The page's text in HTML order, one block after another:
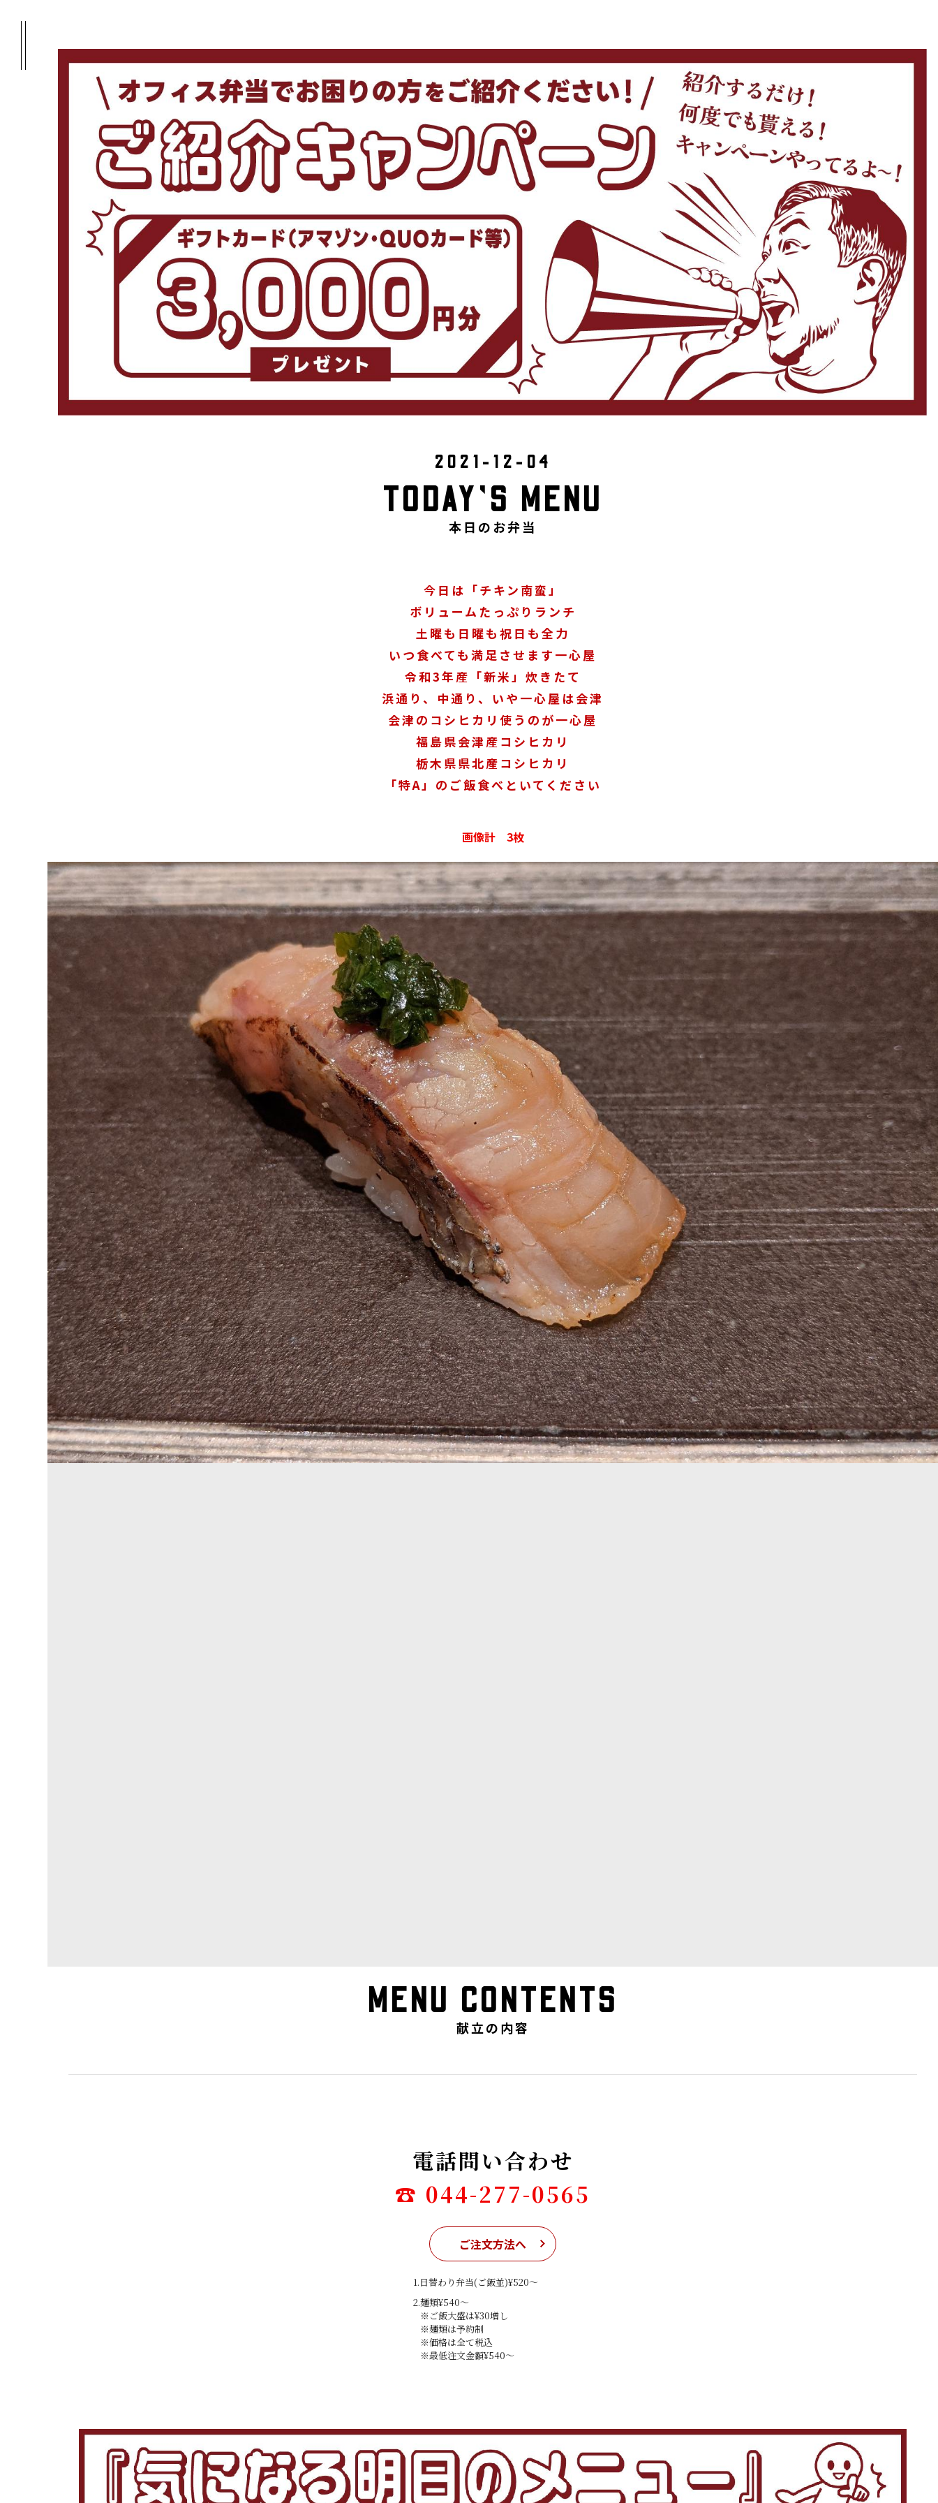
2021-12-04
TODAY’S MENU
本日のお弁当
今日は「チキン南蛮」
ボリュームたっぷりランチ
土曜も日曜も祝日も全力
いつ食べても満足させます一心屋
令和3年産「新米」炊きたて
浜通り、中通り、いや一心屋は会津
会津のコシヒカリ使うのが一心屋
福島県会津産コシヒカリ
栃木県県北産コシヒカリ
「特A」のご飯食べといてください
画像計 3枚
MENU CONTENTS
献立の内容
電話問い合わせ
☎ 044-277-0565
ご注文方法へ
1.日替わり弁当(ご飯並)¥520〜
2.麺類¥540〜
※ご飯大盛は¥30増し
※麺類は予約制
※価格は全て税込
※最低注文金額¥540〜